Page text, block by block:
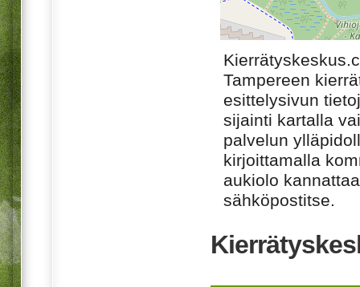
Tampereen
esittelysivun
sijainti kartalla
palvelun
kirjoittamalla
aukiolo
sähköpostitse.